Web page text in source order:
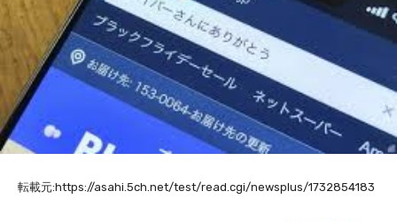
転載元:https://asahi.5ch.net/test/read.cgi/newsplus/1732854183